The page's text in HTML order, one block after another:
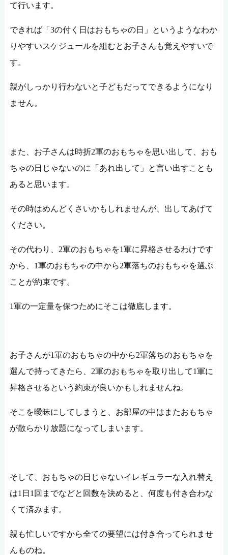
て行います。
できれば「3の付く日はおもちゃの日」というようなわか
りやすいスケジュールを組むとお子さんも覚えやすいで
す。
親がしっかり行わないと子どもだってできるようになり
ません。
また、お子さんは時折2軍のおもちゃを思い出して、おも
ちゃの日じゃないのに「あれ出して」と言い出すことも
あると思います。
その時はめんどくさいかもしれませんが、出してあげて
ください。
その代わり、2軍のおもちゃを1軍に昇格させるわけです
から、1軍のおもちゃの中から2軍落ちのおもちゃを選ぶ
ことが約束です。
1軍の一定量を保つためにそこは徹底します。
お子さんが1軍のおもちゃの中から2軍落ちのおもちゃを
選んで持ってきたら、2軍のおもちゃを取り出して1軍に
昇格させるという約束が良いかもしれませんね。
そこを曖昧にしてしまうと、お部屋の中はまたおもちゃ
が散らかり放題になってしまいます。
そして、おもちゃの日じゃないイレギュラーな入れ替え
は1日1回までなどと回数を決めると、何度も付き合わな
くて済みます。
親も忙しいですから全ての要望には付き合ってられませ
んものね。